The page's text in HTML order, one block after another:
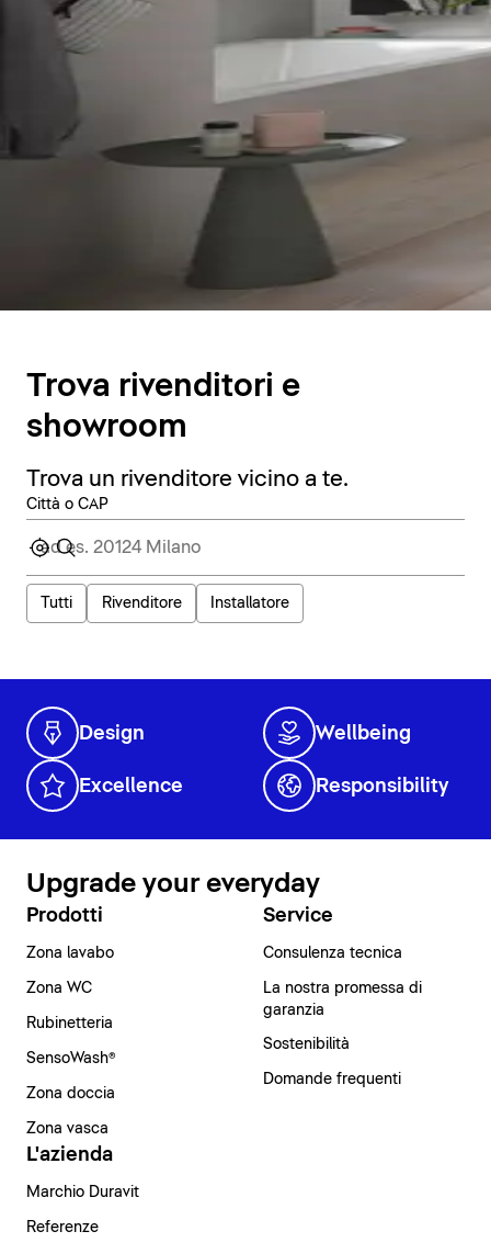
Trova rivenditori e
showroom
Trova un rivenditore vicino a te.
Città o CAP
Tutti Rivenditore Installatore
Design Wellbeing
Excellence Responsibility
Upgrade your everyday
Prodotti
Zona lavabo
Zona WC
Rubinetteria
SensoWash®
Zona doccia
Zona vasca
Service
Consulenza tecnica
La nostra promessa di
garanzia
Sostenibilità
Domande frequenti
L'azienda
Marchio Duravit
Referenze